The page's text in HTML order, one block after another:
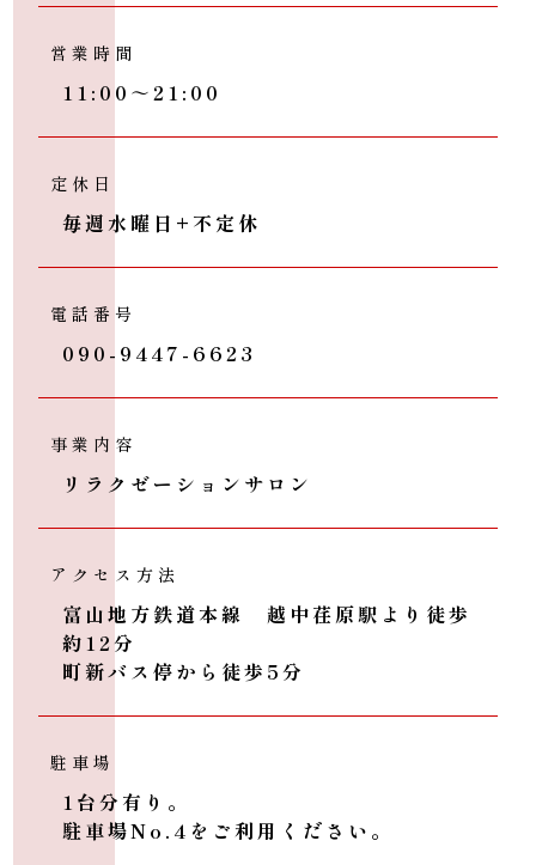
営業時間
11:00～21:00
定休日
毎週水曜日+不定休
電話番号
090-9447-6623
事業内容
リラクゼーションサロン
アクセス方法
富山地方鉄道本線 越中荏原駅より徒歩
約12分
町新バス停から徒歩5分
駐車場
1台分有り。
駐車場No.4をご利用ください。
富山県富山市大江干43-1 シェリ
open:11:00～21:00